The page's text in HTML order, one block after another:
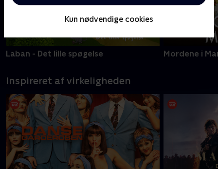
Kun nødvendige cookies
Laban - Det lille spøgelse Mordene i
Inspireret af virkeligheden